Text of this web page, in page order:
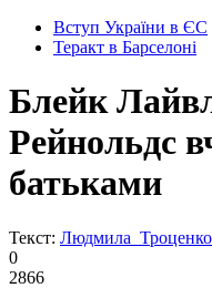
Вступ України в ЄС
Теракт в Барселоні
Блейк
Рейнольдс
батьками
Текст: Людмила Троценко
0
2866